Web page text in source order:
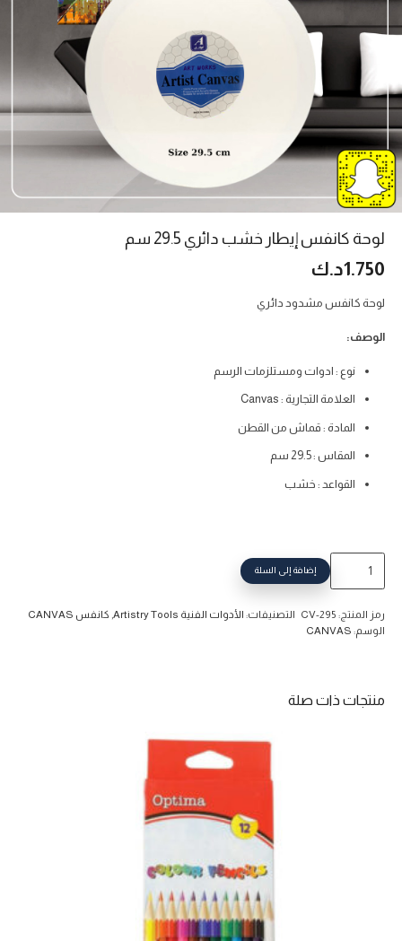
لوحة كانفس إيطار خشب دائري 29.5 سم
1.750د.ك
لوحة كانفس مشدود دائري
الوصف:
نوع : ادوات ومستلزمات الرسم
العلامة التجارية : Canvas
المادة : قماش من القطن
المقاس : 29.5 سم
القواعد : خشب
لوحة
إيطار
29.5
إضافة إلى السلة
رمز المنتج: CV-295 التصنيفات: الأدوات الفنية Artistry Tools
كانفس CANVAS
الوسم: CANVAS
منتجات ذات صلة